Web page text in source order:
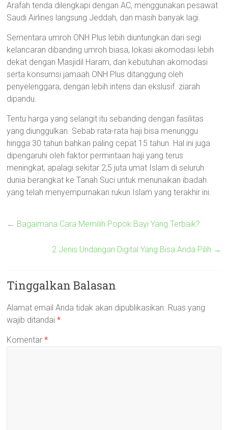
Arafah tenda dilengkapi dengan AC, menggunakan pesawat
Saudi Airlines langsung Jeddah, dan masih banyak lagi.
Sementara umroh ONH Plus lebih diuntungkan dari segi
kelancaran dibanding umroh biasa, lokasi akomodasi lebih
dekat dengan Masjidil Haram, dan kebutuhan akomodasi
serta konsumsi jamaah ONH Plus ditanggung oleh
penyelenggara, dengan lebih intens dan ekslusif. ziarah
dipandu.
Tentu harga yang selangit itu sebanding dengan fasilitas
yang diunggulkan. Sebab rata-rata haji bisa menunggu
hingga 30 tahun bahkan paling cepat 15 tahun. Hal ini juga
dipengaruhi oleh faktor permintaan haji yang terus
meningkat, apalagi sekitar 2,5 juta umat Islam di seluruh
dunia berangkat ke Tanah Suci untuk menunaikan ibadah
yang telah menyempurnakan rukun Islam yang terakhir ini.
← Bagaimana Cara Memilih Popok Bayi Yang Terbaik?
2 Jenis Undangan Digital Yang Bisa Anda Pilih →
Tinggalkan Balasan
Alamat email Anda tidak akan dipublikasikan. Ruas yang
wajib ditandai*
Komentar*